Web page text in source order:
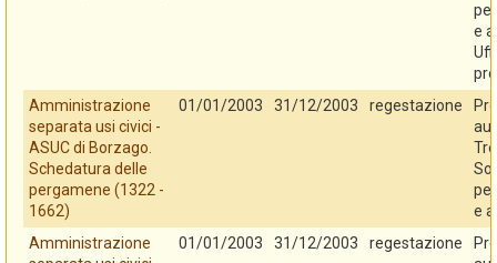
e
Amministrazione
separata usi civici -
ASUC di Borzago.
Schedatura delle
pergamene (1322 -
1662)
01/01/2003 31/12/2003 regestazione
e
Amministrazione
01/01/2003 31/12/2003 regestazione